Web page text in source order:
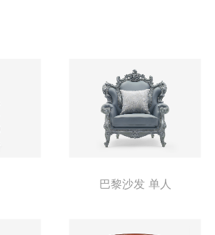
巴黎沙发 单人